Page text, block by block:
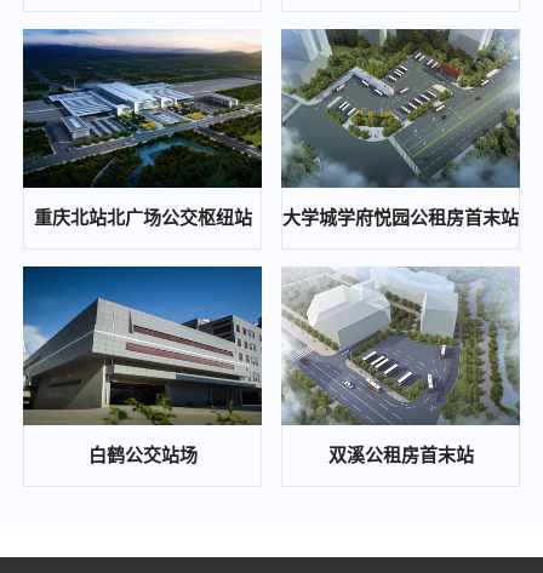
2024-11-20
重庆通邑保安服务有限公司2024年度保安人员工作服（含轨道安检工作服）采购服务（第二次）比选邀请公告
2024-10-12
重庆东站铁路综合交通枢纽高铁新经济区基础设施工程(开成路兴塘路拓宽及东延伸段、东侧集散通道)一期景观绿化工程、交通工程、照明工程第三方检测中(选)标候选人公示
2024-10-12
重庆通邑智慧城市运营管理有限公司公司办公室局部改造项目比选公告
2024-10-12
歇马、木耳等公交站场项目配电工程中(选)标候选人公示
2024-10-08
重庆东站铁路综合交通枢纽高铁新经济区基础设施工程（开成路、兴塘路拓宽及东延伸段、东侧集散通道）一期景观绿化工程、交通工程、照明工程第三方检测 答疑补遗通知
2024-09-26
通邑保安培训基地食堂食材配送比选邀请公告
2024-09-23
2024-09-23
重庆北站北广场公交枢纽站 大学城学府悦园公租房首末站
白鹤公交站场 双溪公租房首末站